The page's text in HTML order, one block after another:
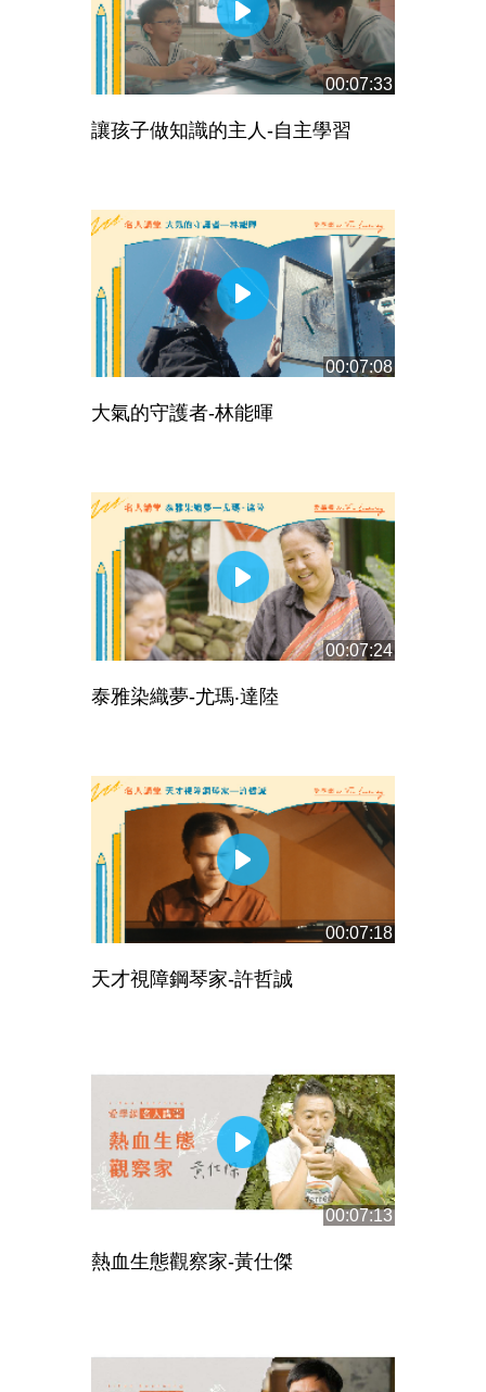
00:07:33
讓孩子做知識的主人-自主學習
00:07:08
大氣的守護者-林能暉
00:07:24
泰雅染織夢-尤瑪‧達陸
00:07:18
天才視障鋼琴家-許哲誠
00:07:13
熱血生態觀察家-黃仕傑